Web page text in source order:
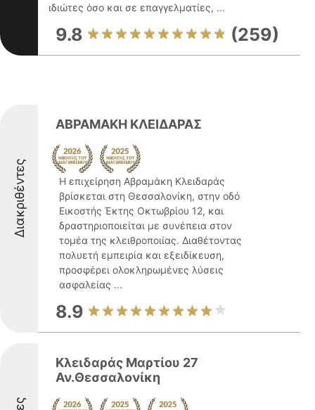
ιδιώτες όσο και σε επαγγελματίες, ...
9.8 (259)
Διακριθέντες
ΑΒΡΑΜΑΚΗ ΚΛΕΙΔΑΡΑΣ
Η επιχείρηση Αβραμάκη Κλειδαράς
βρίσκεται στη Θεσσαλονίκη, στην οδό
Εικοστής Έκτης Οκτωβρίου 12, και
δραστηριοποιείται με συνέπεια στον
τομέα της κλειθροποιίας. Διαθέτοντας
πολυετή εμπειρία και εξειδίκευση,
προσφέρει ολοκληρωμένες λύσεις
ασφαλείας ...
8.9
Κλειδαράς Μαρτίου 27
Αν.Θεσσαλονίκη